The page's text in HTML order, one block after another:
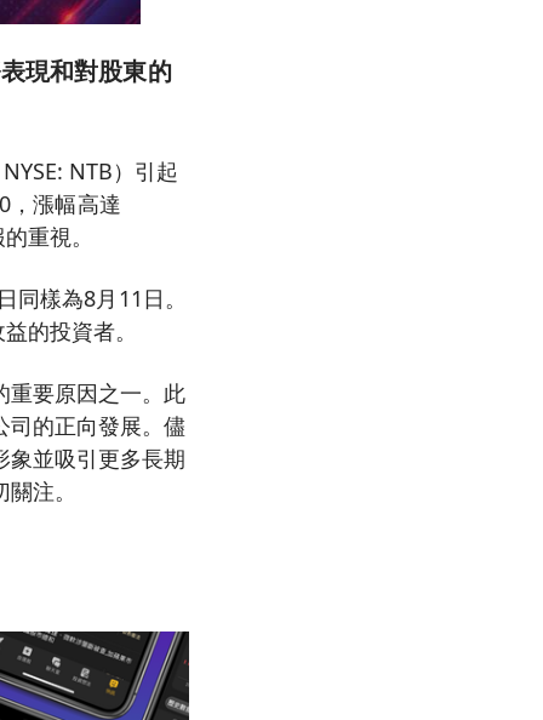
現和對股東的
NTB）引起
，漲幅高達
重視。
樣為8月11日。
的投資者。
重要原因之一。此
司的正向發展。儘
象並吸引更多長期
注。